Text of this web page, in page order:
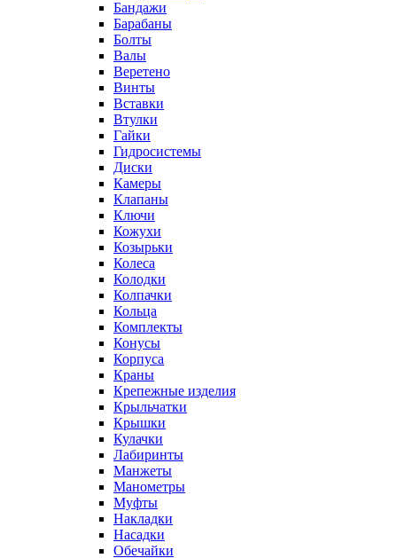
Бандажи
Барабаны
Болты
Валы
Веретено
Винты
Вставки
Втулки
Гайки
Гидросистемы
Диски
Камеры
Клапаны
Ключи
Кожухи
Козырьки
Колеса
Колодки
Колпачки
Кольца
Комплекты
Конусы
Корпуса
Краны
Крепежные изделия
Крыльчатки
Крышки
Кулачки
Лабиринты
Манжеты
Манометры
Муфты
Накладки
Насадки
Обечайки